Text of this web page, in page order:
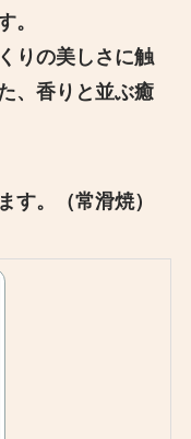
。
りの美しさに触
、香りと並ぶ癒
す。（常滑焼）